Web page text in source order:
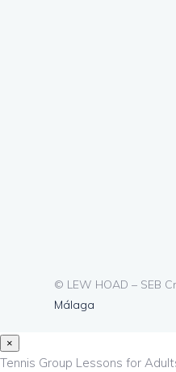
© LEW HOAD – SEB
Málaga
×
Tennis Group Lessons for